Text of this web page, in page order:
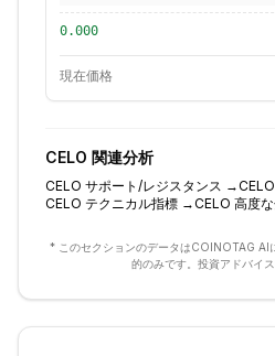
0.000
現在価格
CELO 関連分析
CELO サポート/レジスタンス →CELO
CELO テクニカル指標 →CELO 高度
* このセクションのデータはCOINOTAG AI
的のみです。投資アドバイス